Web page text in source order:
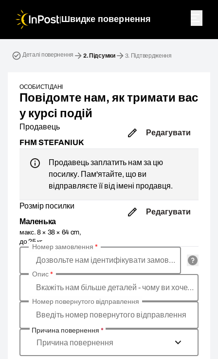
| Швидке повернення
Деталі повернення 2. Підсумки 3. Підтвердження
ОСОБИСТІ ДАНІ
Повідомте нам, як тримати вас
у курсі подій
Продавець
FHM STEFANIUK
Редагувати
Продавець заплатить нам за цю
посилку. Пам'ятайте, що ви
відправляєте її від імені продавця.
Розмір посилки
Маленька
макс. 8 × 38 × 64 cm,
до 25 кг
Редагувати
Дозвольте нам ідентифікувати замовлення
Номер замовлення *
Вкажіть нам більше деталей - чому ви хочете повернути товар, в чому причина?
Опис*
Введіть номер повернутого відправлення
Номер повернутого відправлення
Причина повернення *
Причина повернення